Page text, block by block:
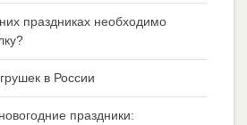
праздниках необходимо
в России
праздники: